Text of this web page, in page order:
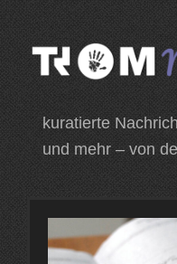
Zum
Inhalt
springen
drücken)
kuratierte
und mehr – von